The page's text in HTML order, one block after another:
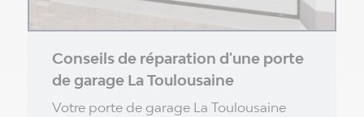
Conseils de réparation d'une porte
de garage La Toulousaine
Votre porte de garage La Toulousaine